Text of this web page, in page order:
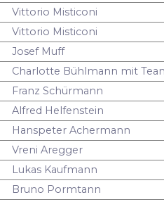
Vittorio Misticoni
Vittorio Misticoni
Josef Muff
Charlotte Bühlmann mit
Franz Schürmann
Alfred Helfenstein
Hanspeter Achermann
Vreni Aregger
Lukas Kaufmann
Bruno Pormtann